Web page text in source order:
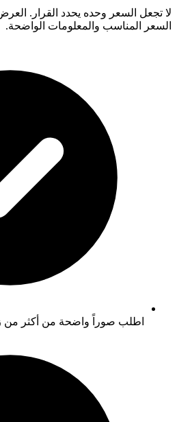
لا تجعل السعر وحده يحدد القرار.
السعر المناسب والمعلومات الواضحة.
اطلب صوراً واضحة من أكثر من